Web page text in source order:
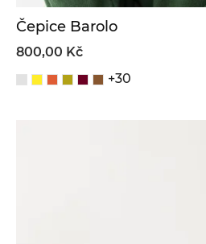
Čepice Barolo
800,00 Kč
+30